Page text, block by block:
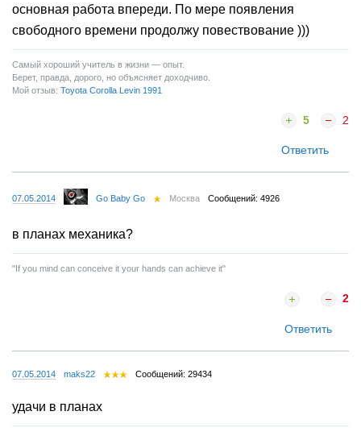
основная работа впереди. По мере появления
свободного времени продолжу повествование )))
Самый хороший учитель в жизни — опыт.
Берет, правда, дорого, но объясняет доходчиво.
Мой отзыв: Toyota Corolla Levin 1991
5 2
Ответить
07.05.2014 Go Baby Go Москва Сообщений: 4926
в планах механика?
"If you mind can conceive it your hands can achieve it"
2
Ответить
07.05.2014 maks22 Сообщений: 29434
удачи в планах